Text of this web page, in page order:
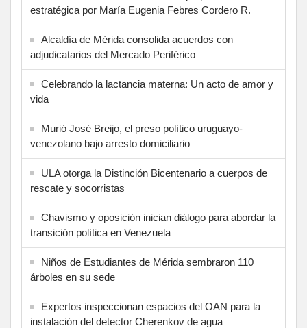
estratégica por María Eugenia Febres Cordero R.
Alcaldía de Mérida consolida acuerdos con
adjudicatarios del Mercado Periférico
Celebrando la lactancia materna: Un acto de amor y
vida
Murió José Breijo, el preso político uruguayo-
venezolano bajo arresto domiciliario
ULA otorga la Distinción Bicentenario a cuerpos de
rescate y socorristas
Chavismo y oposición inician diálogo para abordar la
transición política en Venezuela
Niños de Estudiantes de Mérida sembraron 110
árboles en su sede
Expertos inspeccionan espacios del OAN para la
instalación del detector Cherenkov de agua